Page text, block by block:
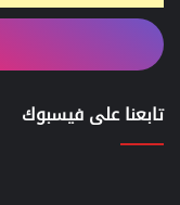
تابعنا على فيسبوك